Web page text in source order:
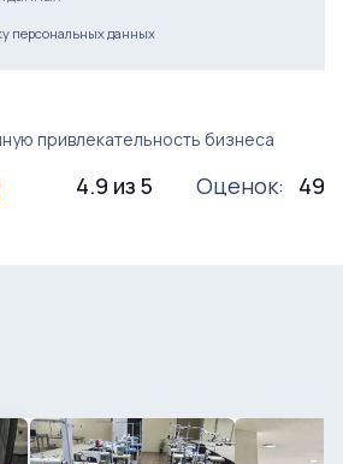
персональных данных
привлекательность бизнеса
4.9 из 5 Оценок: 49